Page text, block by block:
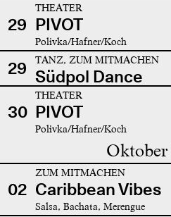
29
THEATER
PIVOT
Polivka/Hafner/Koch
29 TANZ, ZUM MITMACHEN
Südpol Dance
30
THEATER
PIVOT
Polivka/Hafner/Koch
02
ZUM MITMACHEN
Caribbean Vibes
Salsa, Bachata, Merengue